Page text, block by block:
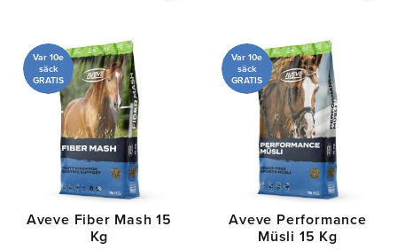
Aveve Fiber Mash 15
Kg
Var 10e
säck
GRATIS
Aveve Performance
Müsli 15 Kg
Var 10e
säck
GRATIS